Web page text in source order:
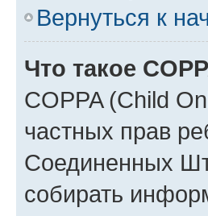
Вернуться к
Что такое
COPPA (Child
частных прав
Соединенных
собирать